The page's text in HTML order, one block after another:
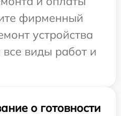
фирменный
устройства
виды работ и
о готовности